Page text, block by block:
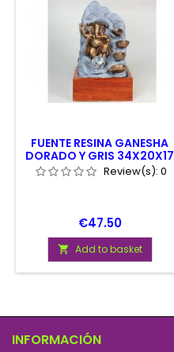
FUENTE RESINA GANESHA
DORADO Y GRIS 34X20X17
CMReview(s): 0
Price
€47.50
 Add to basket
INFORMACIÓN